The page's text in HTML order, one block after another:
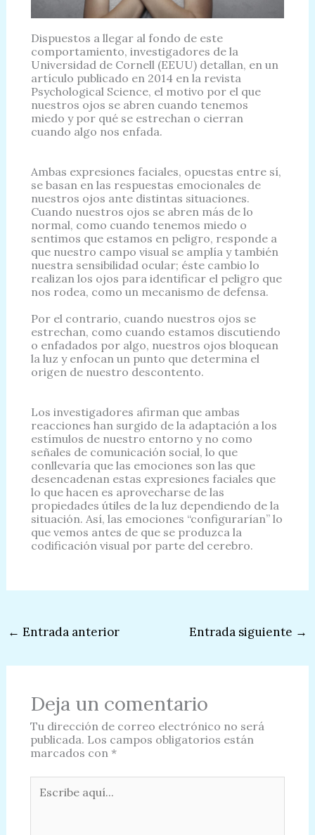
Dispuestos a llegar al fondo de este
comportamiento, investigadores de la
Universidad de Cornell (EEUU) detallan, en un
artículo publicado en 2014 en la revista
Psychological Science, el motivo por el que
nuestros ojos se abren cuando tenemos
miedo y por qué se estrechan o cierran
cuando algo nos enfada.
Ambas expresiones faciales, opuestas entre sí,
se basan en las respuestas emocionales de
nuestros ojos ante distintas situaciones.
Cuando nuestros ojos se abren más de lo
normal, como cuando tenemos miedo o
sentimos que estamos en peligro, responde a
que nuestro campo visual se amplía y también
nuestra sensibilidad ocular; éste cambio lo
realizan los ojos para identificar el peligro que
nos rodea, como un mecanismo de defensa.
Por el contrario, cuando nuestros ojos se
estrechan, como cuando estamos discutiendo
o enfadados por algo, nuestros ojos bloquean
la luz y enfocan un punto que determina el
origen de nuestro descontento.
Los investigadores afirman que ambas
reacciones han surgido de la adaptación a los
estímulos de nuestro entorno y no como
señales de comunicación social, lo que
conllevaría que las emociones son las que
desencadenan estas expresiones faciales que
lo que hacen es aprovecharse de las
propiedades útiles de la luz dependiendo de la
situación. Así, las emociones “configurarían” lo
que vemos antes de que se produzca la
codificación visual por parte del cerebro.
← Entrada anterior Entrada siguiente →
Deja un comentario
Tu dirección de correo electrónico no será
publicada. Los campos obligatorios están
marcados con *
aquí...